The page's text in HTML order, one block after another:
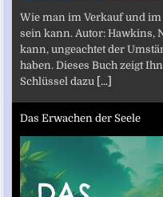
Wie man im Verkauf und
sein kann. Autor: Hawkins,
kann, ungeachtet der
haben. Dieses Buch zeigt
Schlüssel dazu [...]
Das Erwachen der Seele